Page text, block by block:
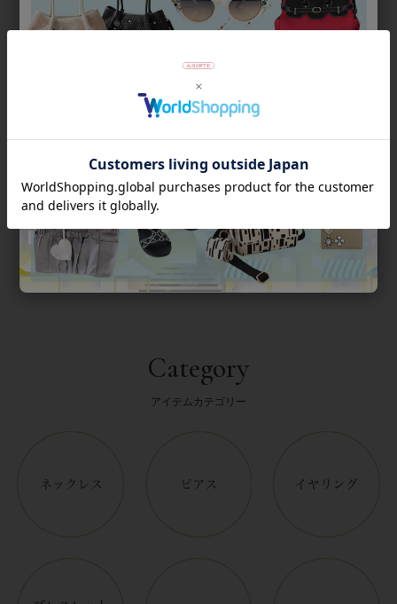
まるで宝石を身につけるように、でも、それよりももっと気軽
Category
アイテムカテゴリー